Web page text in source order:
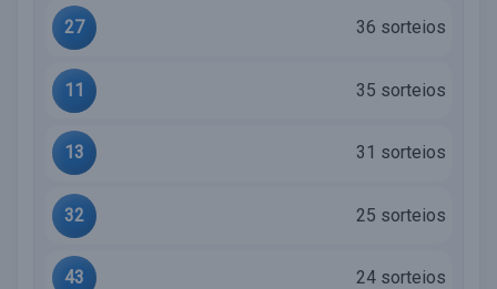
27 36 sorteios
11 35 sorteios
13 31 sorteios
32 25 sorteios
43 24 sorteios